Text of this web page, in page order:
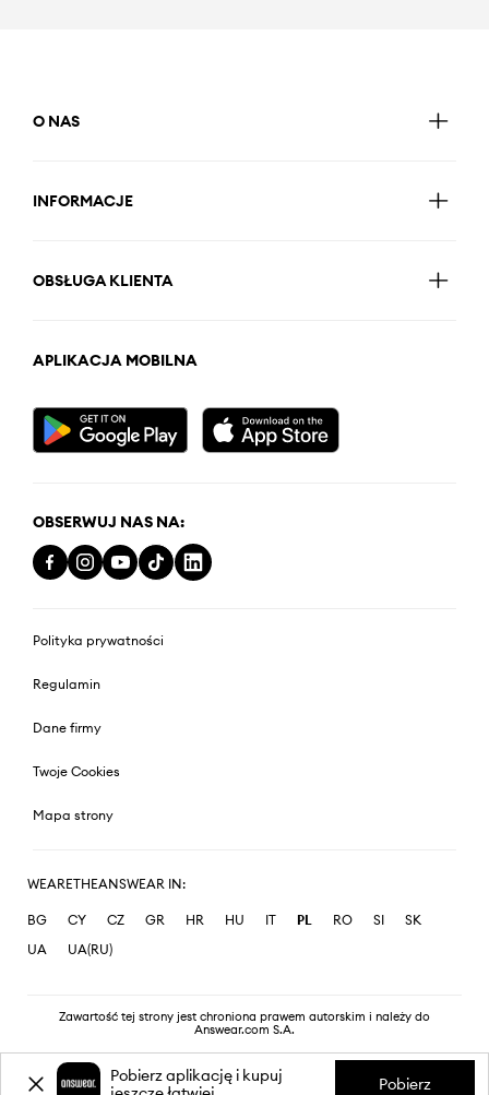
O NAS
INFORMACJE
OBSŁUGA KLIENTA
APLIKACJA MOBILNA
OBSERWUJ NAS NA:
Polityka prywatności
Regulamin
Dane firmy
Twoje Cookies
Mapa strony
WEARETHEANSWEAR IN:
BG CY CZ GR HR HU IT PL RO SI
SK
UA
UA(RU)
Zawartość tej strony jest chroniona prawem autorskim i należy do
Answear.com S.A.
Pobierz aplikację i kupuj
Pobierz